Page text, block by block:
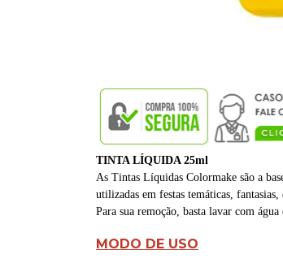
TINTA LÍQUIDA 25ml
As Tintas Líquidas Colormake são a
utilizadas em festas temáticas,
Para sua remoção, basta lavar com
MODO DE USO